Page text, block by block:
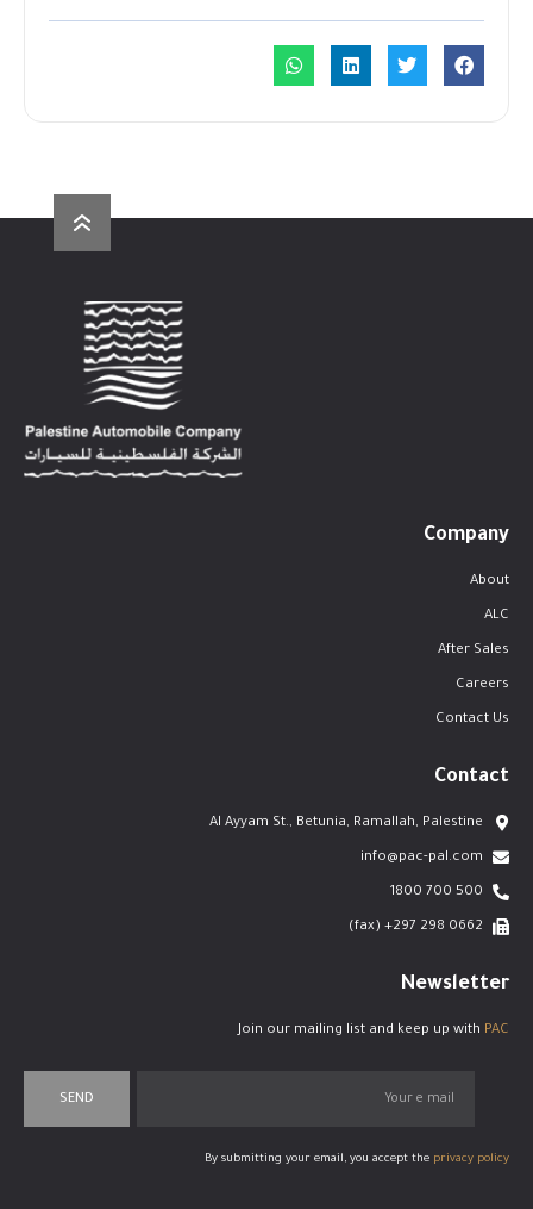
Company
About
ALC
After Sales
Careers
Contact Us
Contact
Al Ayyam St., Betunia, Ramallah, Palestine
info@pac-pal.com
500 700 1800
0662 298 297+ (fax)
Newsletter
Join our mailing list and keep up with PAC
SEND
By submitting your email, you accept the privacy policy